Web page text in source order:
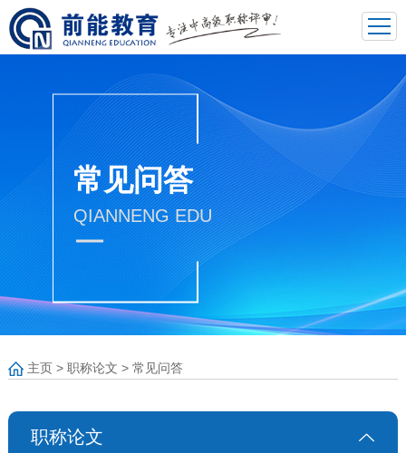
常见问答
QIANNENG EDU
主页> 职称论文 > 常见问答
职称论文